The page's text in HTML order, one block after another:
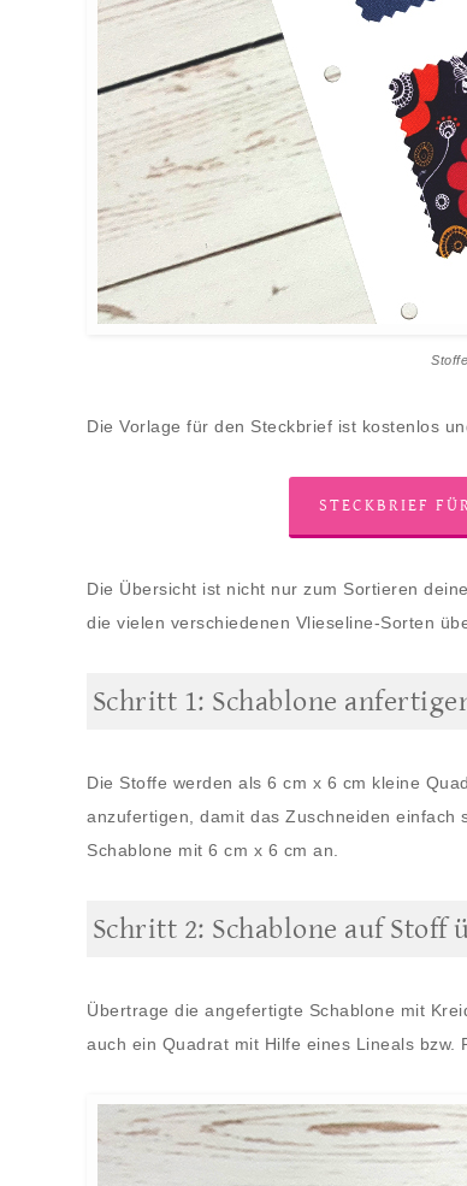
Die Vorlage für den Steckbrief ist kostenlos
STECKBRIEF
Die Übersicht ist nicht nur zum Sortieren
die vielen verschiedenen Vlieseline-Sorten
Schritt 1: Schablone
Die Stoffe werden als 6 cm x 6 cm kleine
anzufertigen, damit das Zuschneiden
Schablone mit 6 cm x 6 cm an.
Schritt 2: Schablone auf Stoff
Übertrage die angefertigte Schablone mit
auch ein Quadrat mit Hilfe eines Lineals bzw.